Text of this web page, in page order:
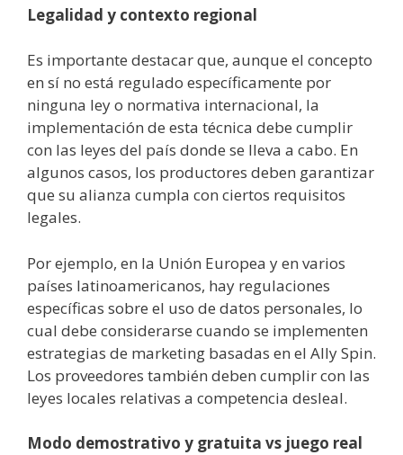
Legalidad y contexto regional
Es importante destacar que, aunque el concepto
en sí no está regulado específicamente por
ninguna ley o normativa internacional, la
implementación de esta técnica debe cumplir
con las leyes del país donde se lleva a cabo. En
algunos casos, los productores deben garantizar
que su alianza cumpla con ciertos requisitos
legales.
Por ejemplo, en la Unión Europea y en varios
países latinoamericanos, hay regulaciones
específicas sobre el uso de datos personales, lo
cual debe considerarse cuando se implementen
estrategias de marketing basadas en el Ally Spin.
Los proveedores también deben cumplir con las
leyes locales relativas a competencia desleal.
Modo demostrativo y gratuita vs juego real